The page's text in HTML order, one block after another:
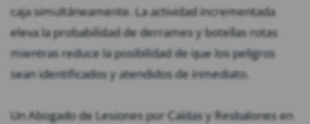
caja simultáneamente. La actividad incrementada
eleva la probabilidad de derrames y botellas rotas
mientras reduce la posibilidad de que los peligros
sean identificados y atendidos de inmediato.
Un Abogado de Lesiones por Caídas y Resbalones en